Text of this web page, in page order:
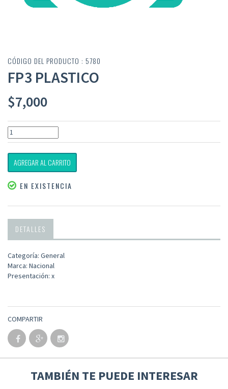
CÓDIGO DEL PRODUCTO : 5780
FP3 PLASTICO
$7,000
AGREGAR AL CARRITO
EN EXISTENCIA
DETALLES
Categoría: General
Marca: Nacional
Presentación: x
COMPARTIR
TAMBIÉN TE PUEDE INTERESAR